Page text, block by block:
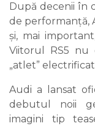
După decenii în
de performanță,
și, mai
Viitorul RS5 nu
„atlet”
Audi a lansat
debutul noii
imagini tip